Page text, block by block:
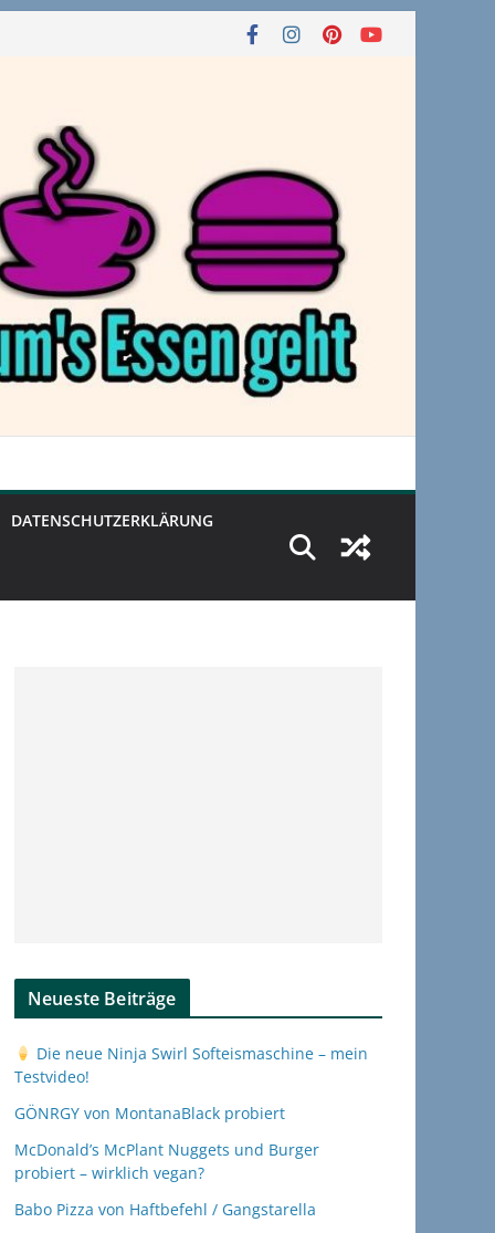
DATENSCHUTZERKLÄRUNG
Neueste Beiträge
Die neue Ninja Swirl Softeismaschine – mein
Testvideo!
GÖNRGY von MontanaBlack probiert
McDonald’s McPlant Nuggets und Burger
probiert – wirklich vegan?
Babo Pizza von Haftbefehl / Gangstarella